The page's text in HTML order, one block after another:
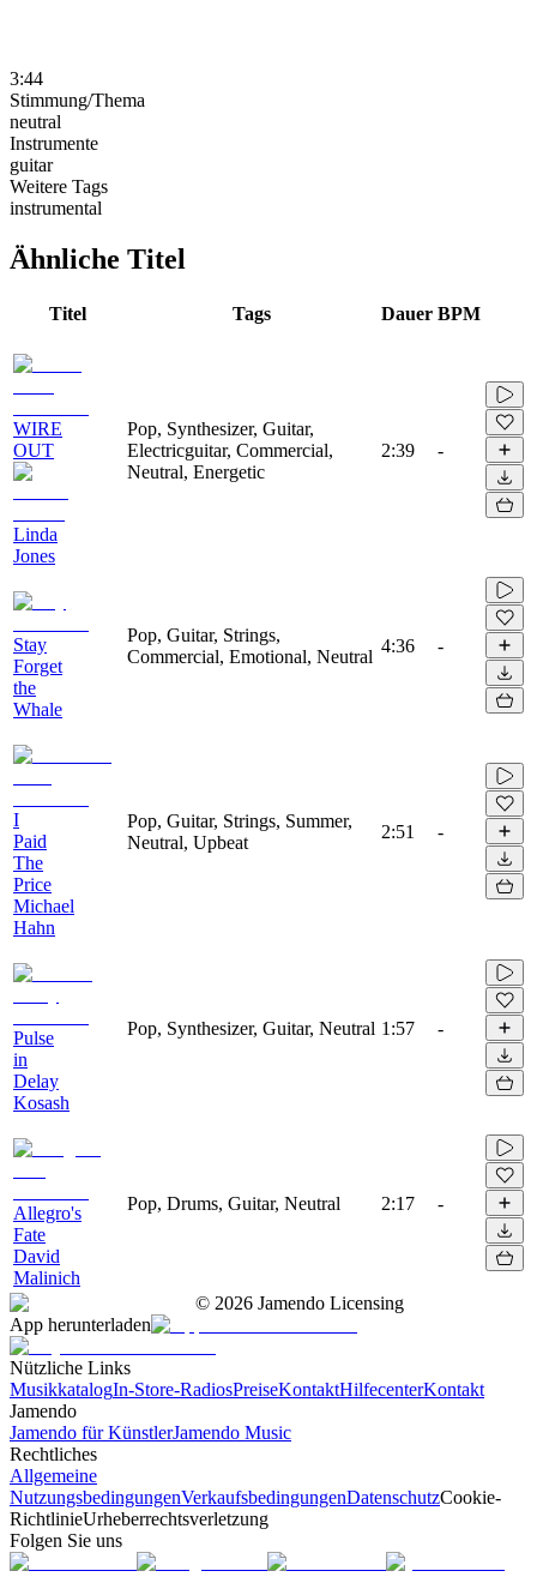
3:44
Stimmung/Thema
neutral
Instrumente
guitar
Weitere Tags
instrumental
Ähnliche Titel
Titel Tags Dauer BPM
WIRE
OUT
Linda
Jones
Pop, Synthesizer, Guitar,
Electricguitar, Commercial,
Neutral, Energetic
2:39 -
Stay
Forget
the
Whale
Pop, Guitar, Strings,
Commercial, Emotional, Neutral
4:36 -
I
Paid
The
Price
Michael
Hahn
Pop, Guitar, Strings, Summer,
Neutral, Upbeat
2:51 -
Pulse
in
Delay
Kosash
Pop, Synthesizer, Guitar, Neutral 1:57 -
Allegro's
Fate
David
Malinich
Pop, Drums, Guitar, Neutral 2:17 -
© 2026 Jamendo Licensing
App herunterladen
Nützliche Links
MusikkatalogIn-Store-RadiosPreiseKontaktHilfecenterKontakt
Jamendo
Jamendo für KünstlerJamendo Music
Rechtliches
Allgemeine
NutzungsbedingungenVerkaufsbedingungenDatenschutzCookie-
RichtlinieUrheberrechtsverletzung
Folgen Sie uns